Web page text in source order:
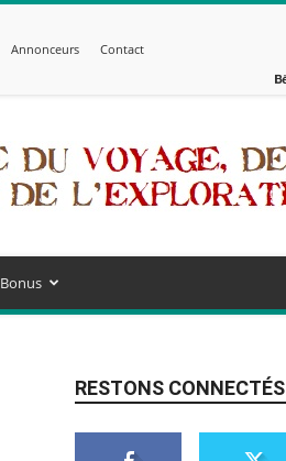
Annonceurs Contact
Bonus
RESTONS CONNECTÉS